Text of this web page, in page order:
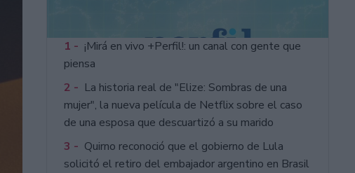
1 - ¡Mirá en vivo +Perfil!: un canal con gente que
piensa
2 - La historia real de "Elize: Sombras de una
mujer", la nueva película de Netflix sobre el caso
de una esposa que descuartizó a su marido
3 - Quirno reconoció que el gobierno de Lula
solicitó el retiro del embajador argentino en Brasil